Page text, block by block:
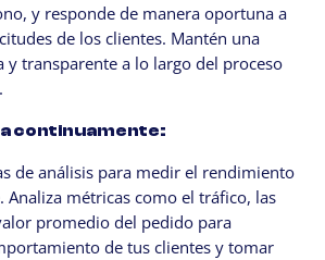
y responde de manera oportuna a
de los clientes. Mantén una
y transparente a lo largo del proceso
continuamente:
de análisis para medir el rendimiento
Analiza métricas como el tráfico, las
promedio del pedido para
de tus clientes y tomar